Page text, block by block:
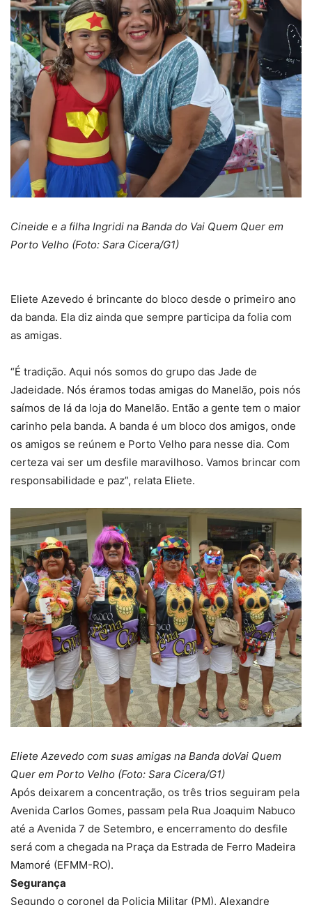
Cineide e a filha Ingridi na Banda do Vai Quem Quer em
Porto Velho (Foto: Sara Cicera/G1)
Eliete Azevedo é brincante do bloco desde o primeiro ano
da banda. Ela diz ainda que sempre participa da folia com
as amigas.
“É tradição. Aqui nós somos do grupo das Jade de
Jadeidade. Nós éramos todas amigas do Manelão, pois nós
saímos de lá da loja do Manelão. Então a gente tem o maior
carinho pela banda. A banda é um bloco dos amigos, onde
os amigos se reúnem e Porto Velho para nesse dia. Com
certeza vai ser um desfile maravilhoso. Vamos brincar com
responsabilidade e paz”, relata Eliete.
Eliete Azevedo com suas amigas na Banda doVai Quem
Quer em Porto Velho (Foto: Sara Cicera/G1)
Após deixarem a concentração, os três trios seguiram pela
Avenida Carlos Gomes, passam pela Rua Joaquim Nabuco
até a Avenida 7 de Setembro, e encerramento do desfile
será com a chegada na Praça da Estrada de Ferro Madeira
Mamoré (EFMM-RO).
Segurança
Segundo o coronel da Policia Militar (PM), Alexandre